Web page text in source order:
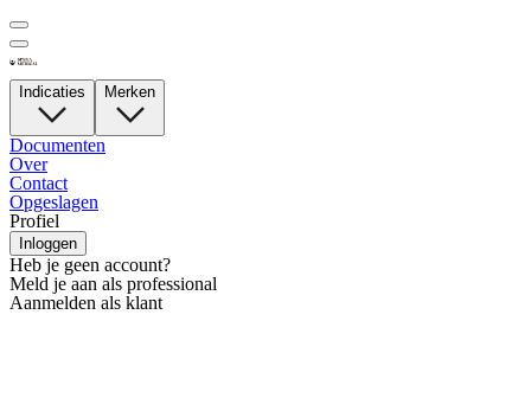
Indicaties Merken
Documenten
Over
Contact
Opgeslagen
Profiel
Inloggen
Heb je geen account?
Meld je aan als professional
Aanmelden als klant